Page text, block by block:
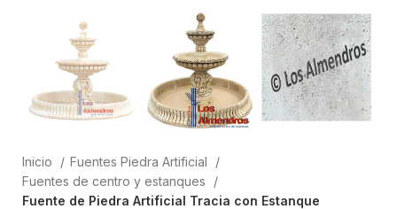
Inicio
Fuentes Piedra Artificial
Fuentes de centro y estanques
Fuente de Piedra Artificial Tracia con Estanque